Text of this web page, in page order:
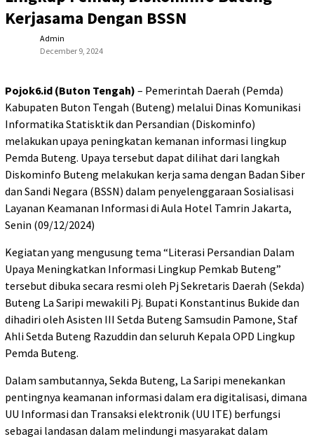
Kerjasama Dengan BSSN
Admin
December 9, 2024
Pojok6.id (Buton Tengah) – Pemerintah Daerah (Pemda)
Kabupaten Buton Tengah (Buteng) melalui Dinas Komunikasi
Informatika Statisktik dan Persandian (Diskominfo)
melakukan upaya peningkatan kemanan informasi lingkup
Pemda Buteng. Upaya tersebut dapat dilihat dari langkah
Diskominfo Buteng melakukan kerja sama dengan Badan Siber
dan Sandi Negara (BSSN) dalam penyelenggaraan Sosialisasi
Layanan Keamanan Informasi di Aula Hotel Tamrin Jakarta,
Senin (09/12/2024)
Kegiatan yang mengusung tema “Literasi Persandian Dalam
Upaya Meningkatkan Informasi Lingkup Pemkab Buteng”
tersebut dibuka secara resmi oleh Pj Sekretaris Daerah (Sekda)
Buteng La Saripi mewakili Pj. Bupati Konstantinus Bukide dan
dihadiri oleh Asisten III Setda Buteng Samsudin Pamone, Staf
Ahli Setda Buteng Razuddin dan seluruh Kepala OPD Lingkup
Pemda Buteng.
Dalam sambutannya, Sekda Buteng, La Saripi menekankan
pentingnya keamanan informasi dalam era digitalisasi, dimana
UU Informasi dan Transaksi elektronik (UU ITE) berfungsi
sebagai landasan dalam melindungi masyarakat dalam